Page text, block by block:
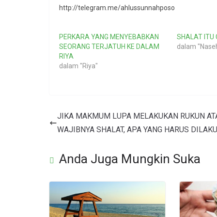
http://telegram.me/ahlussunnahposo
PERKARA YANG MENYEBABKAN
SEORANG TERJATUH KE DALAM
RIYA
dalam "Riya"
SHALAT ITU
dalam
JIKA MAKMUM LUPA MELAKUKAN RUKUN
WAJIBNYA SHALAT, APA YANG HARUS
Anda Juga Mungkin Suka